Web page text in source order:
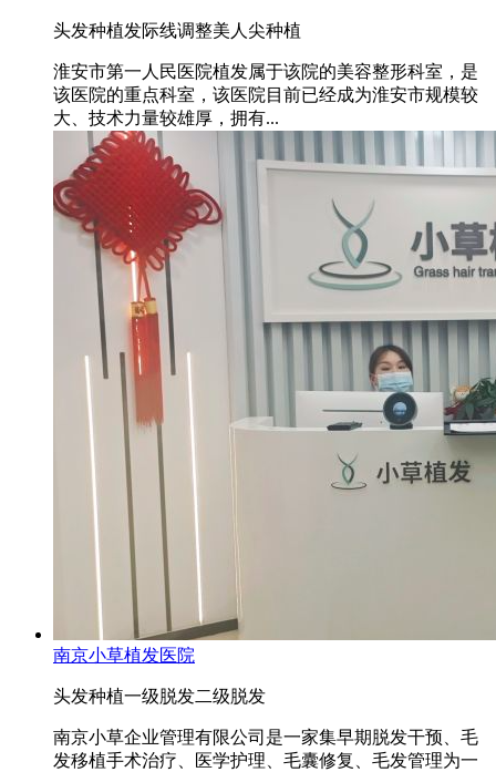
头发种植发际线调整美人尖种植
淮安市第一人民医院植发属于该院的美容整形科室，是
该医院的重点科室，该医院目前已经成为淮安市规模较
大、技术力量较雄厚，拥有...
南京小草植发医院
头发种植一级脱发二级脱发
南京小草企业管理有限公司是一家集早期脱发干预、毛
发移植手术治疗、医学护理、毛囊修复、毛发管理为一